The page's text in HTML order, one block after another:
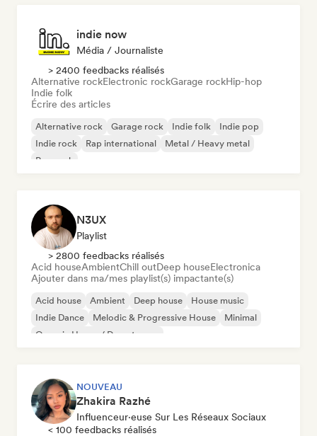
indie now
Média / Journaliste
> 2400 feedbacks réalisés
Alternative rockElectronic rockGarage rockHip-hop
Indie folk
Écrire des articles
Alternative rock Garage rock Indie folk
Indie pop
Indie rock
Rap international
Metal / Heavy metal
Pop rock
N3UX
Playlist
> 2800 feedbacks réalisés
Acid houseAmbientChill outDeep houseElectronica
Ajouter dans ma/mes playlist(s) impactante(s)
Acid house Ambient Deep house
House music
Indie Dance
Melodic & Progressive House
Minimal
Organic House / Downtempo
NOUVEAU
Zhakira Razhé
Influenceur·euse Sur Les Réseaux Sociaux
< 100 feedbacks réalisés